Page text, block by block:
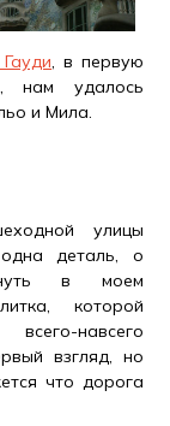
, в первую
нам удалось
и Мила.
улицы
деталь, о
в моем
которой
навсего
взгляд, но
что дорога